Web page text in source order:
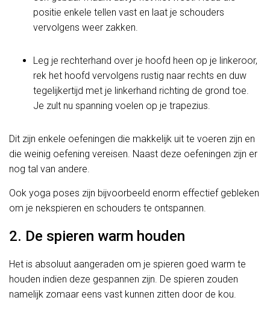
positie enkele tellen vast en laat je schouders
vervolgens weer zakken.
Leg je rechterhand over je hoofd heen op je linkeroor,
rek het hoofd vervolgens rustig naar rechts en duw
tegelijkertijd met je linkerhand richting de grond toe.
Je zult nu spanning voelen op je trapezius.
Dit zijn enkele oefeningen die makkelijk uit te voeren zijn en
die weinig oefening vereisen. Naast deze oefeningen zijn er
nog tal van andere.
Ook yoga poses zijn bijvoorbeeld enorm effectief gebleken
om je nekspieren en schouders te ontspannen.
2. De spieren warm houden
Het is absoluut aangeraden om je spieren goed warm te
houden indien deze gespannen zijn. De spieren zouden
namelijk zomaar eens vast kunnen zitten door de kou.